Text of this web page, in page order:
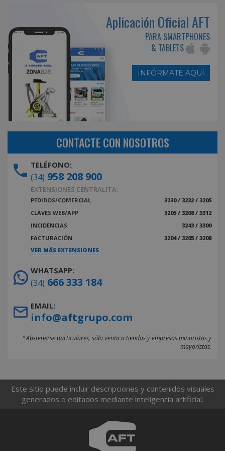
Aplicación Oficial AFT
PARA SMARTPHONES
& TABLETS
INFÓRMATE AQUÍ
CONTACTE CON NOSOTROS
TELÉFONO:
(34) 958 208 900
EXTENSIONES CENTRALITA:
PEDIDOS/COMERCIAL
3230 / 3232 / 3205
CLAVES WEB/APP
3205 / 3208 / 3312
INCIDENCIAS
3243 / 3300
FACTURACIÓN
3204 / 3205 / 3208
VER MÁS EXTENSIONES
WHATSAPP:
(34) 666 333 184
EMAIL:
info@aftgrupo.com
*Abstenerse particulares, sólo venta a tiendas y empresas minoristas y
mayoristas.
Este sitio puede incluir descripciones y contenidos visuales
generados o editados mediante inteligencia artificial.